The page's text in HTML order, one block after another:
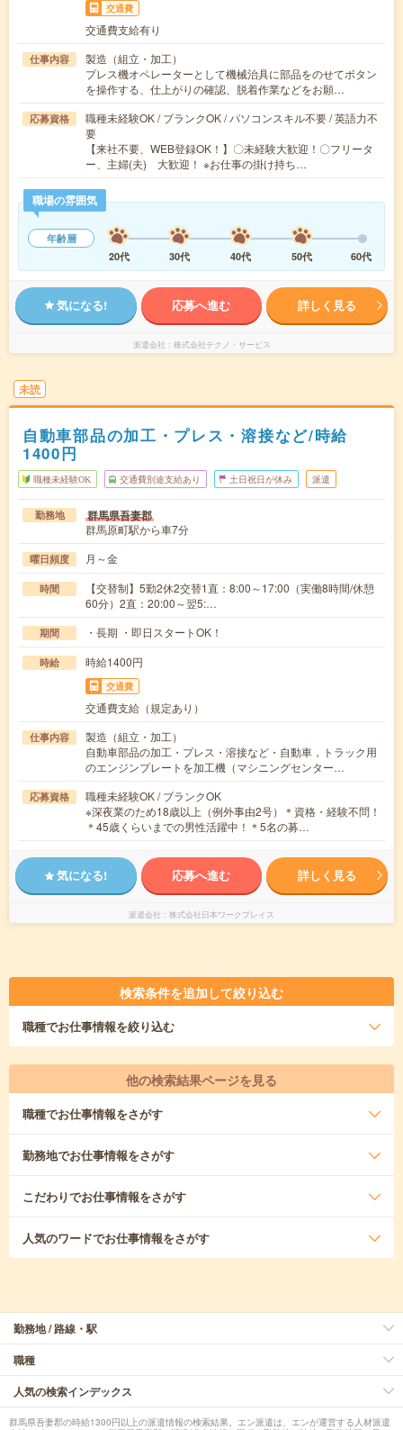
交通費
交通費支給有り
仕事内容
製造（組立・加工）
プレス機オペレーターとして機械治具に部品をのせてボタン
を操作する、仕上がりの確認、脱着作業などをお願…
応募資格
職種未経験OK / ブランクOK / パソコンスキル不要 / 英語力不
要
【来社不要、WEB登録OK！】〇未経験大歓迎！〇フリータ
ー、主婦(夫) 大歓迎！ ※お仕事の掛け持ち…
職場の雰囲気
年齢層
20代
30代 40代 50代 60代
気になる! 応募へ進む 詳しく見る
派遣会社 株式会社テクノ・サービス
未読
自動車部品の加工・プレス・溶接など/時給
1400円
職種未経験OK 交通費別途支給あり 土日祝日が休み 派遣
勤務地 群馬県吾妻郡
群馬原町駅から車7分
曜日頻度 月～金
時間
【交替制】5勤2休2交替1直：8:00～17:00（実働8時間/休憩
60分）2直：20:00～翌5:…
期間 ・長期 ・即日スタートOK！
時給 時給1400円
交通費
交通費支給（規定あり）
仕事内容
製造（組立・加工）
自動車部品の加工・プレス・溶接など・自動車，トラック用
のエンジンプレートを加工機（マシニングセンター…
応募資格
職種未経験OK / ブランクOK
※深夜業のため18歳以上（例外事由2号）＊資格・経験不問！
＊45歳くらいまでの男性活躍中！＊5名の募…
気になる! 応募へ進む 詳しく見る
派遣会社 株式会社日本ワークプレイス
検索条件を追加して絞り込む
職種でお仕事情報を絞り込む
他の検索結果ページを見る
職種でお仕事情報をさがす
勤務地でお仕事情報をさがす
こだわりでお仕事情報をさがす
人気のワードでお仕事情報をさがす
勤務地 / 路線・駅
職種
人気の検索インデックス
群馬県吾妻郡の時給1300円以上の派遣情報の検索結果。エン派遣は、エンが運営する人材派遣